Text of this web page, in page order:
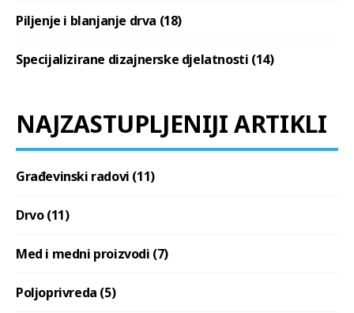
Piljenje i blanjanje drva (18)
Specijalizirane dizajnerske djelatnosti (14)
NAJZASTUPLJENIJI ARTIKLI
Građevinski radovi (11)
Drvo (11)
Med i medni proizvodi (7)
Poljoprivreda (5)